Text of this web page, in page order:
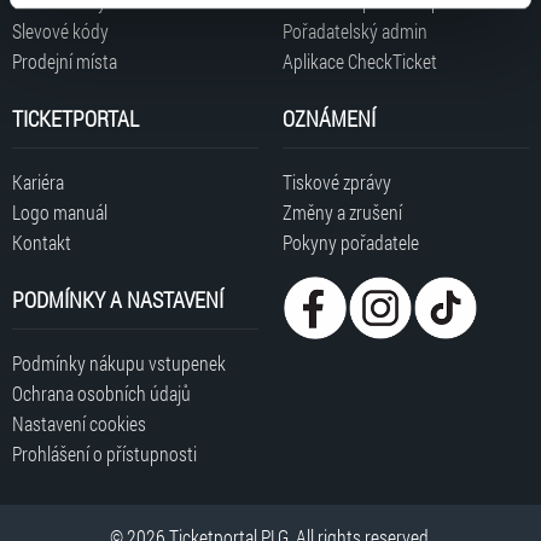
typy cookies používáme, naleznete níže. Možnosti
zpracování upravíte zaškrtnutím příslušné varianty. Svoji
volbu můžete kdykoliv změnit v zápatí stránky v záložce
Slevové kódy
Prodejní místa
Pořadatelský admin
Aplikace CheckTicket
TICKETPORTAL
Kariéra
Logo manuál
Kontakt
OZNÁMENÍ
Tiskové zprávy
Změny a zrušení
Pokyny pořadatele
PODMÍNKY A NASTAVENÍ
Podmínky nákupu vstupenek
Ochrana osobních údajů
Nastavení cookies
Prohlášení o přístupnosti